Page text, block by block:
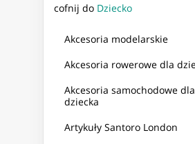
cofnij do Dziecko
Akcesoria modelarskie
Akcesoria rowerowe dla
Akcesoria samochodowe dla
dziecka
Artykuły Santoro London